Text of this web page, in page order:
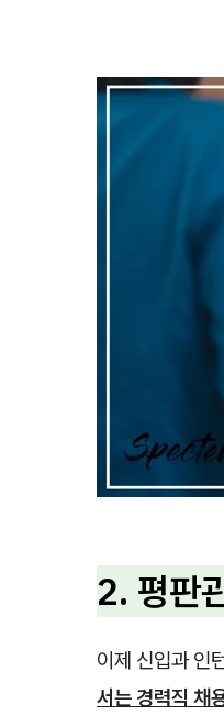
2. 평판
이제 신입과 인
서는 경력직 채